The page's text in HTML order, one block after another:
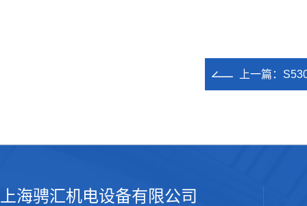
上一篇：
上海骋汇机电设备有限公司